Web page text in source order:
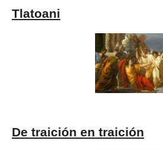
Tlatoani
De traición en traición